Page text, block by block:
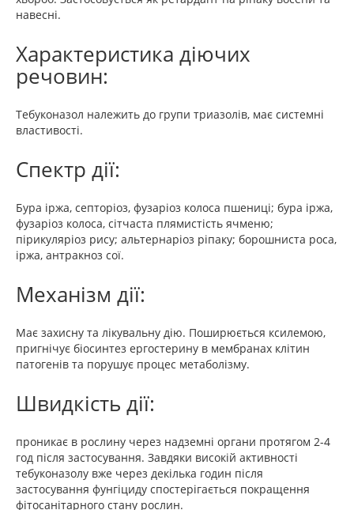
навесні.
Характеристика діючих
речовин:
Тебуконазол належить до групи триазолів, має системні
властивості.
Спектр дії:
Бура іржа, септоріоз, фузаріоз колоса пшениці; бура іржа,
фузаріоз колоса, сітчаста плямистість ячменю;
пірикуляріоз рису; альтернаріоз ріпаку; борошниста роса,
іржа, антракноз сої.
Механізм дії:
Має захисну та лікувальну дію. Поширюється ксилемою,
пригнічує біосинтез ергостерину в мембранах клітин
патогенів та порушує процес метаболізму.
Швидкість дії:
проникає в рослину через надземні органи протягом 2-4
год після застосування. Завдяки високій активності
тебуконазолу вже через декілька годин після
застосування фунгіциду спостерігається покращення
фітосанітарного стану рослин.